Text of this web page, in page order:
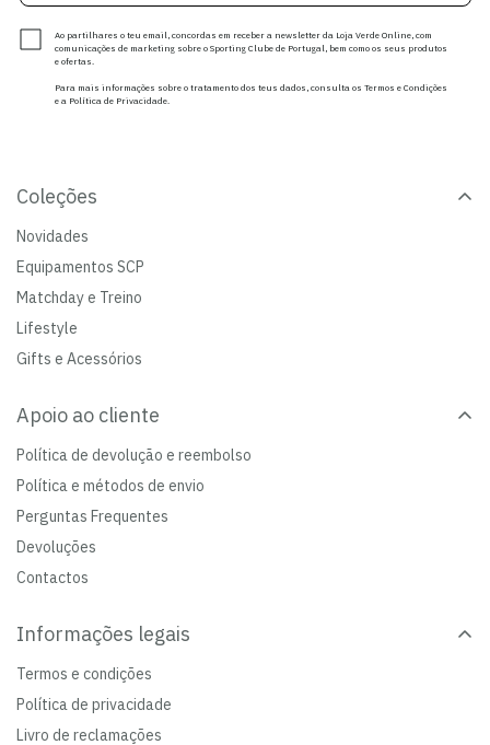
Ao partilhares o teu email, concordas em receber a newsletter da Loja Verde Online, com
comunicações de marketing sobre o Sporting Clube de Portugal, bem como os seus produtos
e ofertas.
Para mais informações sobre o tratamento dos teus dados, consulta os Termos e Condições
e a Política de Privacidade.
Coleções
Novidades
Equipamentos SCP
Matchday e Treino
Lifestyle
Gifts e Acessórios
Apoio ao cliente
Política de devolução e reembolso
Política e métodos de envio
Perguntas Frequentes
Devoluções
Contactos
Informações legais
Termos e condições
Política de privacidade
Livro de reclamações